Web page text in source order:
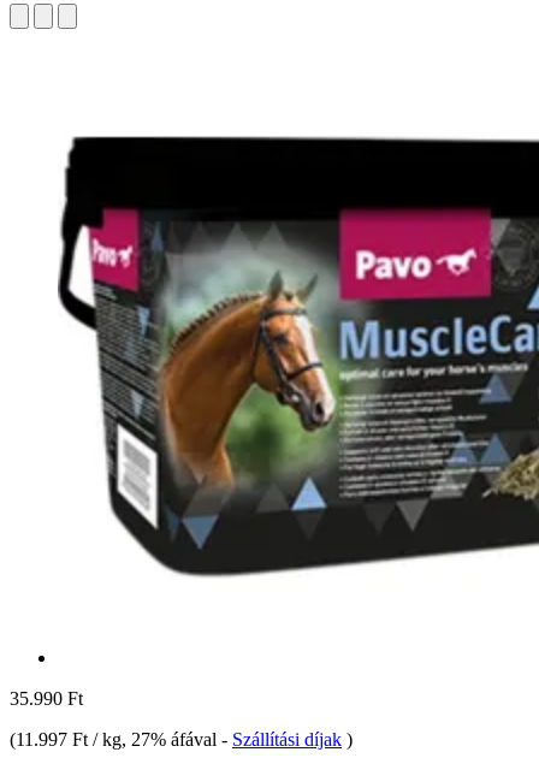
35.990 Ft
(11.997 Ft / kg, 27% áfával - Szállítási díjak )